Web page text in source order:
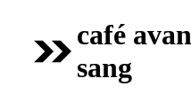
café
sang